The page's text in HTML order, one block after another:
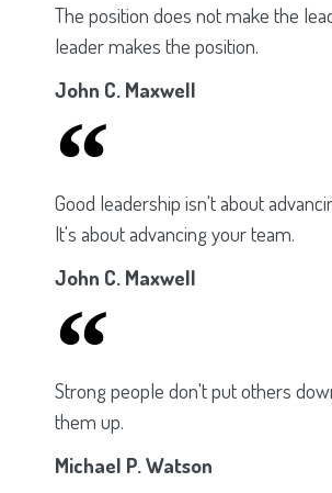
The position does not make the
leader makes the position.
John C. Maxwell
Good leadership isn't about
It's about advancing your team.
John C. Maxwell
Strong people don't put others
them up.
Michael P. Watson